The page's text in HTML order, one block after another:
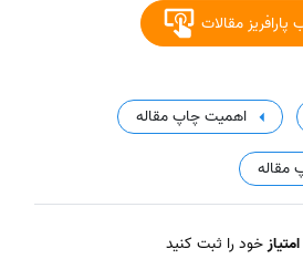
مقالات
اهمیت چاپ مقاله
مقاله
امتیازخود را ثبت کنید